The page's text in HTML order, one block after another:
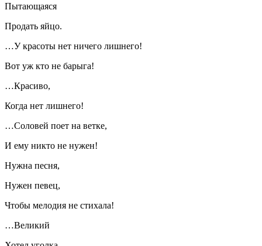
Пытающаяся
Продать яйцо.
…У красоты нет ничего лишнего!
Вот уж кто не барыга!
…Красиво,
Когда нет лишнего!
…Соловей поет на ветке,
И ему никто не нужен!
Нужна песня,
Нужен певец,
Чтобы мелодия не стихала!
…Великий